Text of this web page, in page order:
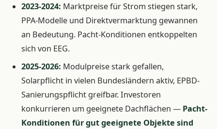
2023-2024: Marktpreise für Strom stiegen stark,
PPA-Modelle und Direktvermarktung gewannen
an Bedeutung. Pacht-Konditionen entkoppelten
sich von EEG.
2025-2026: Modulpreise stark gefallen,
Solarpflicht in vielen Bundesländern aktiv, EPBD-
Sanierungspflicht greifbar. Investoren
konkurrieren um geeignete Dachflächen — Pacht-
Konditionen für gut geeignete Objekte sind